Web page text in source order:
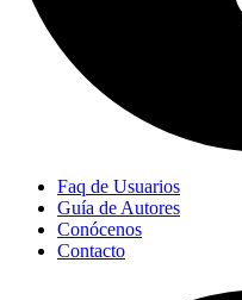
Faq de Usuarios
Guía de Autores
Conócenos
Contacto